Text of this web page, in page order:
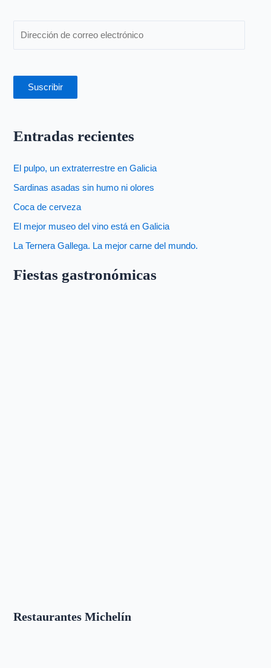
Suscribir
Entradas recientes
El pulpo, un extraterrestre en Galicia
Sardinas asadas sin humo ni olores
Coca de cerveza
El mejor museo del vino está en Galicia
La Ternera Gallega. La mejor carne del mundo.
Fiestas gastronómicas
Restaurantes Michelín